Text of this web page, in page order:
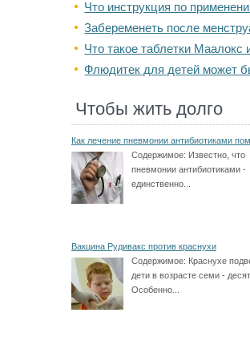
Что инструкция по
Забеременеть после
Что такое таблетки Маалокс
Флюдитек для детей может
Чтобы жить долго
Как лечение пневмонии антибиотиками
Содержимое: Известно, что
пневмонии антибиотиками -
единственно...
Вакцина Рудивакс против краснухи
Содержимое: Краснухе
дети в возрасте семи -
Особенно...